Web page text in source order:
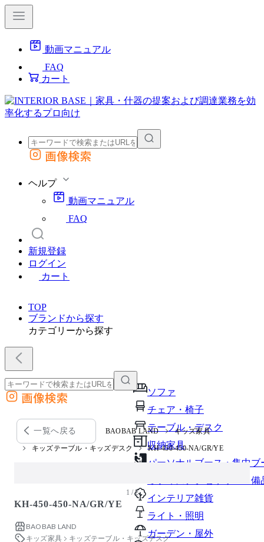
動画マニュアル
FAQ
カート
外部サイトの商品をカートに追加
画像検索
ヘルプ
動画マニュアル
FAQ
新規登録
ログイン
カート
TOP
ブランドから探す
カテゴリーから探す
ソファ
チェア・椅子
テーブル・デスク
収納家具
パーソナルブース・集中ブ
オフィスアクセサリー・備
インテリア雑貨
ライト・照明
ガーデン・屋外
外部サイトの商品をカートに追加
他のサイトで見つけた商品ページのURLを貼り付けて、カートに追加できます
画像検索
一覧へ戻る BAOBAB LAND キッズ家具
キッズテーブル・キッズデスク KH-450-450-NA/GR/YE
1 / 2
KH-450-450-NA/GR/YE
BAOBAB LAND
キッズ家具
キッズテーブル・キッズデスク